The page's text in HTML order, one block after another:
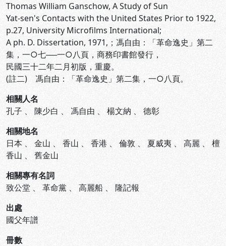
Thomas William Ganschow, A Study of Sun
Yat-sen's Contacts with the United States Prior to 1922,
p.27, University Microfilms International;
A ph. D. Dissertation, 1971,；馮自由：「革命逸史」第二
集，一○七──一○八頁，商務印書館發行，
民國三十二年二月初版，重慶。
(註二) 馮自由：「革命逸史」第二集，一○八頁。
相關人名
孔子 、 陳少白 、 馮自由 、 楊文納 、 德彰
相關地名
日本 、 金山 、 香山 、 香港 、 倫敦 、 夏威夷 、 高麗 、 檀
香山 、 舊金山
相關專有名詞
致公堂 、 革命黨 、 高麗船 、 隆記報
出處
國父年譜
冊數